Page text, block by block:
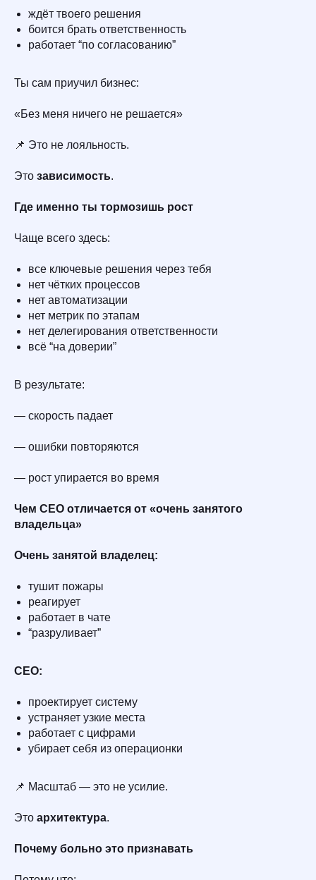
ждёт твоего решения
боится брать ответственность
работает “по согласованию”
Ты сам приучил бизнес:
«Без меня ничего не решается»
📌 Это не лояльность.
Это зависимость.
Где именно ты тормозишь рост
Чаще всего здесь:
все ключевые решения через тебя
нет чётких процессов
нет автоматизации
нет метрик по этапам
нет делегирования ответственности
всё “на доверии”
В результате:
— скорость падает
— ошибки повторяются
— рост упирается во время
Чем CEO отличается от «очень занятого
владельца»
Очень занятой владелец:
тушит пожары
реагирует
работает в чате
“разруливает”
CEO:
проектирует систему
устраняет узкие места
работает с цифрами
убирает себя из операционки
📌 Масштаб — это не усилие.
Это архитектура.
Почему больно это признавать